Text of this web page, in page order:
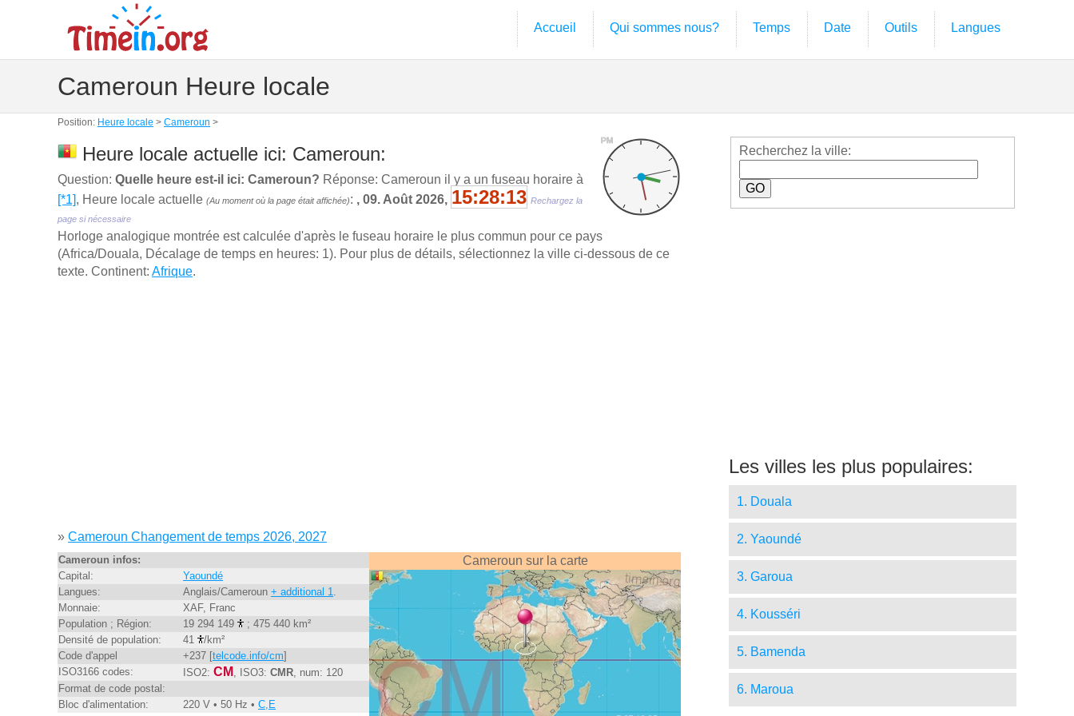
Accueil Qui sommes nous? Temps Date Outils Langues
Cameroun Heure locale
Position: Heure locale > Cameroun >
PM
Heure locale actuelle ici: Cameroun:
Question: Quelle heure est-il ici: Cameroun? Réponse: Cameroun il y a un fuseau horaire à
[*1], Heure locale actuelle (Au moment où la page était affichée): , 09. Août 2026, 15:28:13 Rechargez la
page si nécessaire
Horloge analogique montrée est calculée d'aprѐs le fuseau horaire le plus commun pour ce pays
(Africa/Douala, Décalage de temps en heures: 1). Pour plus de détails, sélectionnez la ville ci-dessous de ce
texte. Continent: Afrique.
» Cameroun Changement de temps 2026, 2027
Cameroun infos:
Capital:
Yaoundé
Langues:
Anglais/Cameroun + additional 1.
Monnaie:
XAF, Franc
Population ; Région:
19 294 149
; 475 440 km²
Densité de population:
41
/km²
Code d'appel
+237 [telcode.info/cm]
ISO3166 codes:
ISO2: CM , ISO3: CMR, num: 120
Format de code postal:
Bloc d'alimentation:
220 V • 50 Hz • C,E
Cameroun sur la carte
Recherchez la ville:
Les villes les plus populaires:
1. Douala
2. Yaoundé
3. Garoua
4. Kousséri
5. Bamenda
6. Maroua